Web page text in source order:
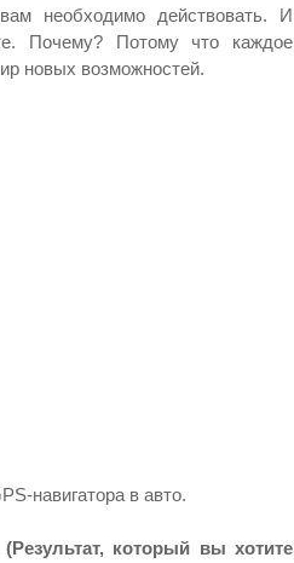
необходимо действовать. И
Почему? Потому что каждое
новых возможностей.
навигатора в авто.
который вы хотите